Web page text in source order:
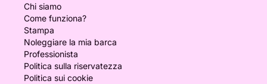
Chi siamo
Come funziona?
Stampa
Noleggiare la mia barca
Professionista
Politica sulla riservatezza
Politica sui cookie